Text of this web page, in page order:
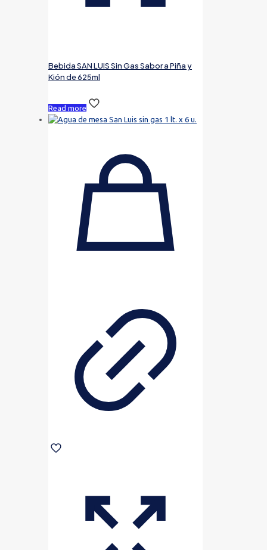
Bebida SAN LUIS Sin Gas Sabor a Piña y
Kión de 625ml
Read more